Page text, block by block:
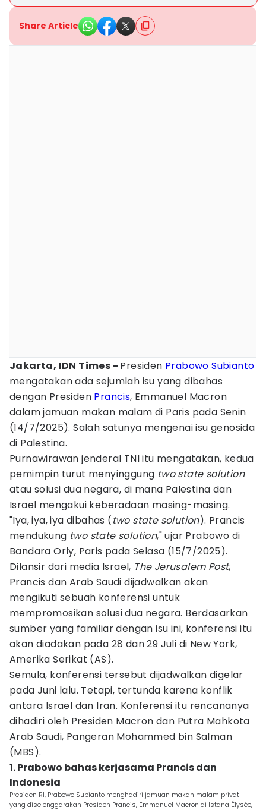
Share Article
Jakarta, IDN Times - Presiden Prabowo Subianto
mengatakan ada sejumlah isu yang dibahas
dengan Presiden Prancis, Emmanuel Macron
dalam jamuan makan malam di Paris pada Senin
(14/7/2025). Salah satunya mengenai isu genosida
di Palestina.
Purnawirawan jenderal TNI itu mengatakan, kedua
pemimpin turut menyinggung two state solution
atau solusi dua negara, di mana Palestina dan
Israel mengakui keberadaan masing-masing.
"Iya, iya, iya dibahas (two state solution). Prancis
mendukung two state solution," ujar Prabowo di
Bandara Orly, Paris pada Selasa (15/7/2025).
Dilansir dari media Israel, The Jerusalem Post,
Prancis dan Arab Saudi dijadwalkan akan
mengikuti sebuah konferensi untuk
mempromosikan solusi dua negara. Berdasarkan
sumber yang familiar dengan isu ini, konferensi itu
akan diadakan pada 28 dan 29 Juli di New York,
Amerika Serikat (AS).
Semula, konferensi tersebut dijadwalkan digelar
pada Juni lalu. Tetapi, tertunda karena konflik
antara Israel dan Iran. Konferensi itu rencananya
dihadiri oleh Presiden Macron dan Putra Mahkota
Arab Saudi, Pangeran Mohammed bin Salman
(MBS).
1. Prabowo bahas kerjasama Prancis dan
Indonesia
Presiden RI, Prabowo Subianto menghadiri jamuan makan malam privat
yang diselenggarakan Presiden Prancis, Emmanuel Macron di Istana Élysée,